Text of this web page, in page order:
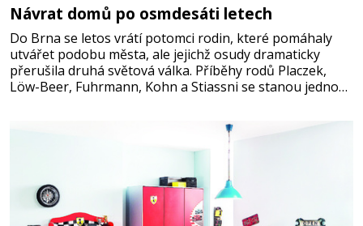
Návrat domů po osmdesáti letech
Do Brna se letos vrátí potomci rodin, které pomáhaly
utvářet podobu města, ale jejichž osudy dramaticky
přerušila druhá světová válka. Příběhy rodů Placzek,
Löw-Beer, Fuhrmann, Kohn a Stiassni se stanou jednou
jednoduché. Místa, která si člověk pamatuje z rodinných